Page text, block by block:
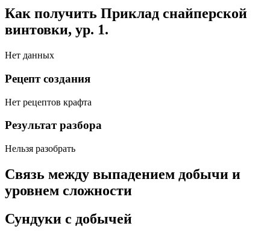
Как получить Приклад снайперской
винтовки, ур. 1.
Нет данных
Рецепт создания
Нет рецептов крафта
Результат разбора
Нельзя разобрать
Связь между выпадением добычи и
уровнем сложности
Сундуки с добычей